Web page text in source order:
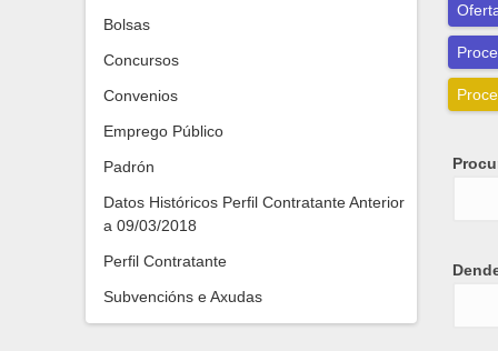
Bolsas
Concursos
Convenios
Emprego Público
Padrón
Datos Históricos Perfil Contratante Anterior
a 09/03/2018
Perfil Contratante
Subvencións e Axudas